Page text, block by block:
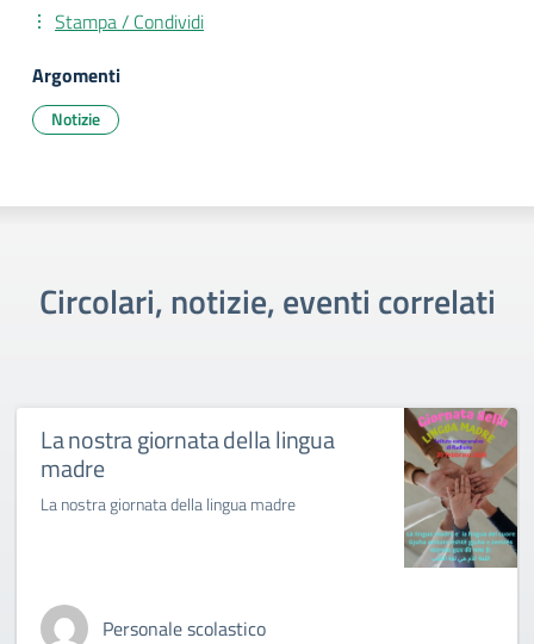
Stampa / Condividi
Argomenti
Notizie
Circolari, notizie, eventi correlati
La nostra giornata della lingua
madre
La nostra giornata della lingua madre
Personale scolastico